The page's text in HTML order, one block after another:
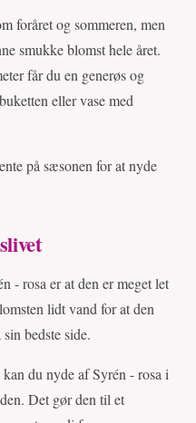
foråret og sommeren, men
smukke blomst hele året.
får du en generøs og
eller vase med
på sæsonen for at nyde
- rosa er at den er meget let
lidt vand for at den
bedste side.
du nyde af Syrén - rosa i
Det gør den til et